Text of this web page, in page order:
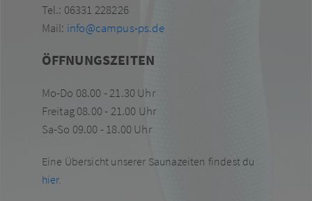
Tel.: 06331 228226
Mail: info@campus-ps.de
ÖFFNUNGSZEITEN
Mo-Do 08.00 - 21.30 Uhr
Freitag 08.00 - 21.00 Uhr
Sa-So 09.00 - 18.00 Uhr
Eine Übersicht unserer Saunazeiten findest du
hier.